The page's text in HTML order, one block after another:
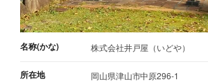
名称(かな) 株式会社井戸屋（いどや）
所在地 岡山県津山市中原296-1